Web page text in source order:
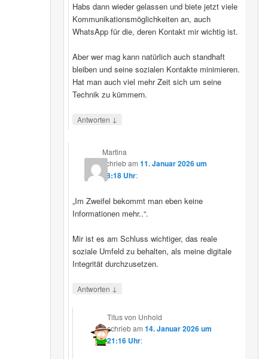
Habs dann wieder gelassen und biete jetzt viele
Kommunikationsmöglichkeiten an, auch
WhatsApp für die, deren Kontakt mir wichtig ist.
Aber wer mag kann natürlich auch standhaft
bleiben und seine sozialen Kontakte minimieren.
Hat man auch viel mehr Zeit sich um seine
Technik zu kümmern.
Antworten ↓
Martina
schriebam11. Januar 2026 um
08:18 Uhr:
„Im Zweifel bekommt man eben keine
Informationen mehr..“.
Mir ist es am Schluss wichtiger, das reale
soziale Umfeld zu behalten, als meine digitale
Integrität durchzusetzen.
Antworten ↓
Titus von Unhold
schriebam 14. Januar 2026 um
21:16 Uhr: